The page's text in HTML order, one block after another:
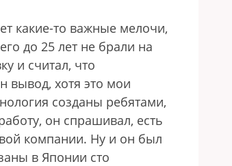
какие-то важные мелочи,
до 25 лет не брали на
и считал, что
вывод, хотя это мои
созданы ребятами,
он спрашивал, есть
компании. Ну и он был
в Японии сто